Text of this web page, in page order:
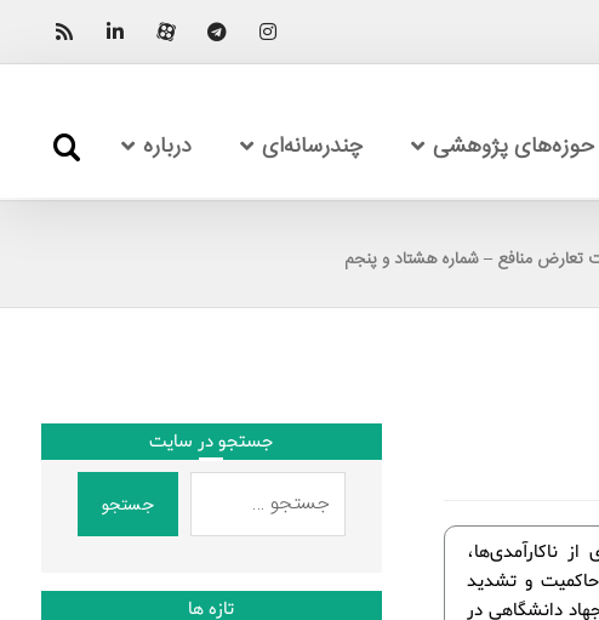
حوزه‌های پژوهشی چندرسانه‌ای درباره
تعارض منافع – شماره هشتاد و پنجم
ناکارآمدی‌ها،
و تشدید
دانشگاهی در
جستجو در سایت
جستجو
تازه ها